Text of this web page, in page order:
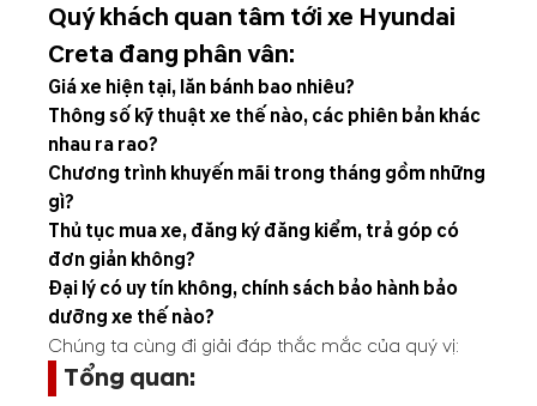
Quý khách quan tâm tới xe Hyundai
Creta đang phân vân:
Giá xe hiện tại, lăn bánh bao nhiêu?
Thông số kỹ thuật xe thế nào, các phiên bản khác
nhau ra rao?
Chương trình khuyến mãi trong tháng gồm những
gì?
Thủ tục mua xe, đăng ký đăng kiểm, trả góp có
đơn giản không?
Đại lý có uy tín không, chính sách bảo hành bảo
dưỡng xe thế nào?
Chúng ta cùng đi giải đáp thắc mắc của quý vị:
Tổng quan: